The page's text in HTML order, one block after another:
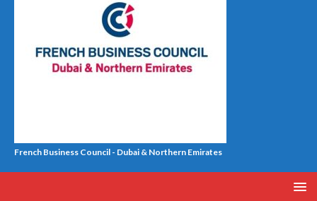
French Business Council - Dubai & Northern Emirates